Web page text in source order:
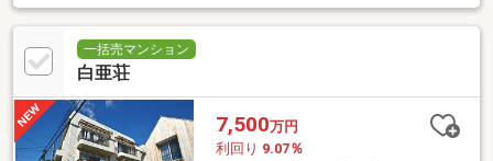
一括売マンション
白亜荘
7,500万円
利回り 9.07％